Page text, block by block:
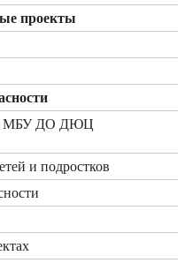
проекты
в МБУ ДО ДЮЦ
и подростков